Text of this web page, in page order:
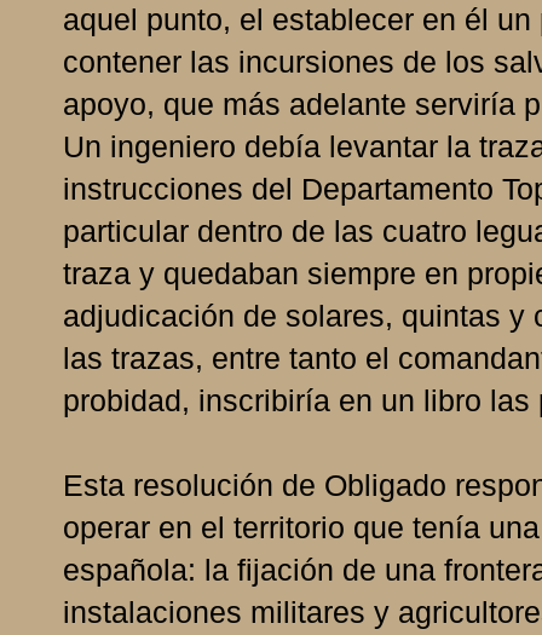
aquel punto, el establecer en él
contener las incursiones de los
apoyo, que más adelante serviría
Un ingeniero debía levantar la
instrucciones del Departamento
particular dentro de las cuatro
traza y quedaban siempre en
adjudicación de solares, quintas
las trazas, entre tanto el
probidad, inscribiría en un libro las
Esta resolución de Obligado
operar en el territorio que tenía
española: la fijación de una
instalaciones militares y